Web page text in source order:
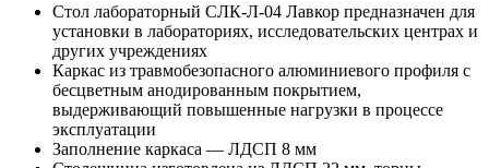
Стол лабораторный СЛК-Л-04 Лавкор предназначен для
установки в лабораториях, исследовательских центрах и
других учреждениях
Каркас из травмобезопасного алюминиевого профиля с
бесцветным анодированным покрытием,
выдерживающий повышенные нагрузки в процессе
эксплуатации
Заполнение каркаса — ЛДСП 8 мм